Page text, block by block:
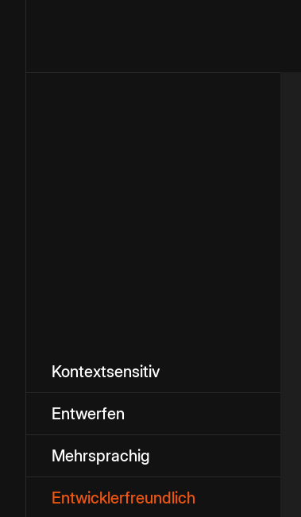
Kontextsensitiv
Entwerfen
Mehrsprachig
Entwicklerfreundlich